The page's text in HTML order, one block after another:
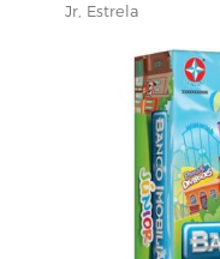
Jr, Estrela